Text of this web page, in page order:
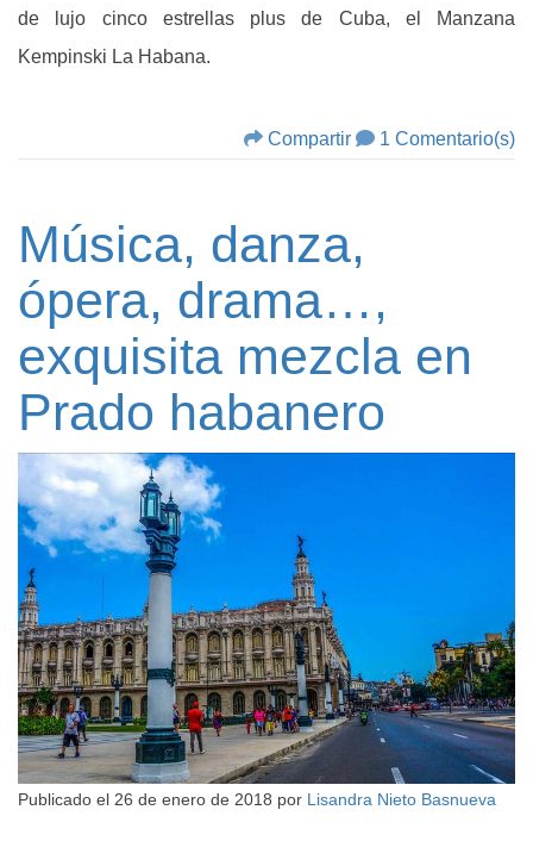
de lujo cinco estrellas plus de Cuba, el Manzana
Kempinski La Habana.
Compartir 1 Comentario(s)
Música, danza,
ópera, drama…,
exquisita mezcla en
Prado habanero
Publicado el 26 de enero de 2018 por Lisandra Nieto Basnueva